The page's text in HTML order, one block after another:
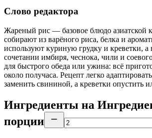
Слово редактора
Жареный рис — базовое блюдо азиатской
собирают из варёного риса, белка и
используют куриную грудку и креветки, а
сочетании имбиря, чеснока, чили и
для быстрого обеда или ужина: всё
около получаса. Рецепт легко
заменить свининой, а креветки опустить
Ингредиенты на
порции